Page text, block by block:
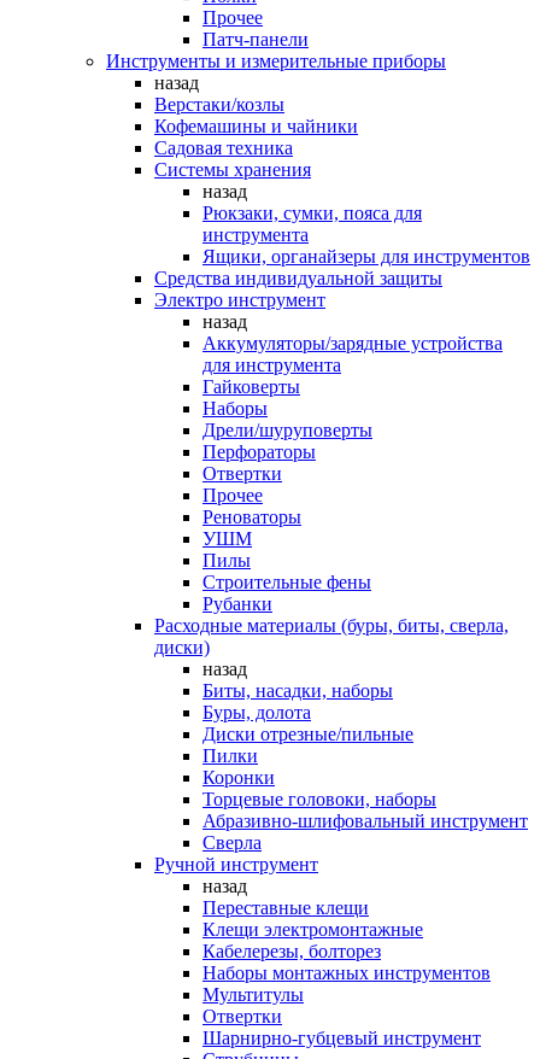
Прочее
Патч-панели
Инструменты и измерительные приборы
назад
Верстаки/козлы
Кофемашины и чайники
Садовая техника
Системы хранения
назад
Рюкзаки, сумки, пояса для
инструмента
Ящики, органайзеры для инструментов
Средства индивидуальной защиты
Электро инструмент
назад
Аккумуляторы/зарядные устройства
для инструмента
Гайковерты
Наборы
Дрели/шуруповерты
Перфораторы
Отвертки
Прочее
Реноваторы
УШМ
Пилы
Строительные фены
Рубанки
Расходные материалы (буры, биты, сверла,
диски)
назад
Биты, насадки, наборы
Буры, долота
Диски отрезные/пильные
Пилки
Коронки
Торцевые головоки, наборы
Абразивно-шлифовальный инструмент
Сверла
Ручной инструмент
назад
Переставные клещи
Клещи электромонтажные
Кабелерезы, болторез
Наборы монтажных инструментов
Мультитулы
Отвертки
Шарнирно-губцевый инструмент